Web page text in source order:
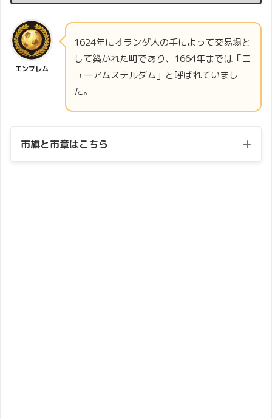
エンブレム
1624年にオランダ人の手によって交易場と
して築かれた町であり、1664年までは「ニ
ューアムステルダム」と呼ばれていまし
た。
市旗と市章はこちら